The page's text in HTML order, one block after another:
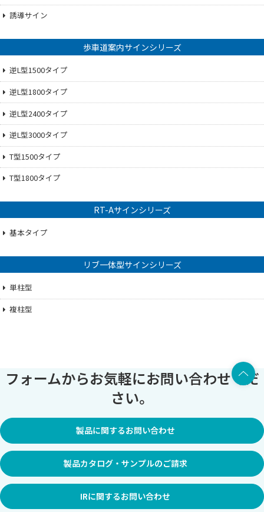
誘導サイン
歩車道案内サインシリーズ
逆L型1500タイプ
逆L型1800タイプ
逆L型2400タイプ
逆L型3000タイプ
T型1500タイプ
T型1800タイプ
RT-Aサインシリーズ
基本タイプ
リブ一体型サインシリーズ
単柱型
複柱型
フォームからお気軽にお問い合わせくだ
さい。
製品に関するお問い合わせ
製品カタログ・サンプルのご請求
IRに関するお問い合わせ